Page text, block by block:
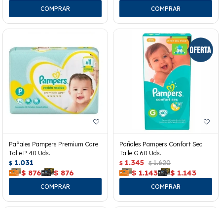
Pañales Pampers Premium Care
Talle P 40 Uds.
$ 1.031
$ 876 $ 876
Pañales Pampers Confort Sec
Talle G 60 Uds.
$ 1.345 $ 1.620
$ 1.143 $ 1.143